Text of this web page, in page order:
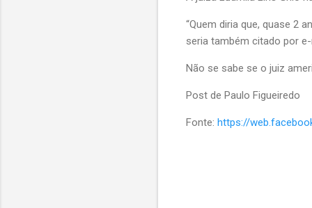
“Quem diria que, quase 2
seria também citado por
Não se sabe se o juiz
Post de Paulo Figueiredo
Fonte: https://